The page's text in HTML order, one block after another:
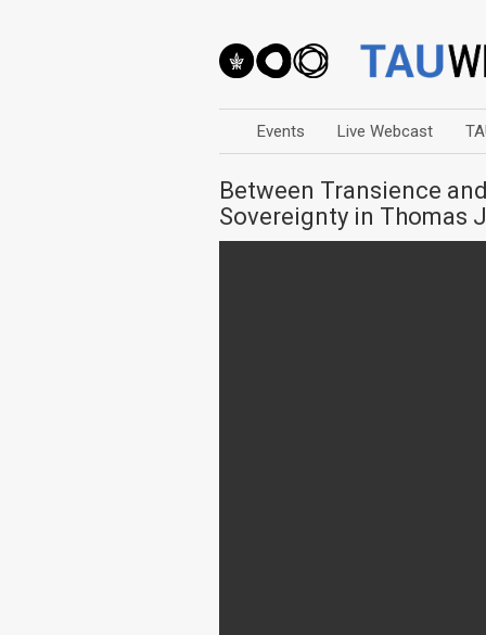
Events Live Webcast
Between Transience
Sovereignty in Thomas